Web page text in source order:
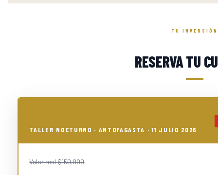
TU INVERSIÓN
RESERVA TU
TALLER NOCTURNO · ANTOFAGASTA · 11 JULIO 2026
Valor real $150.000